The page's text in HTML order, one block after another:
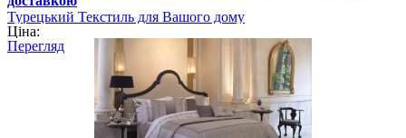
Турецький Текстиль для Вашого дому
Ціна:
Перегляд